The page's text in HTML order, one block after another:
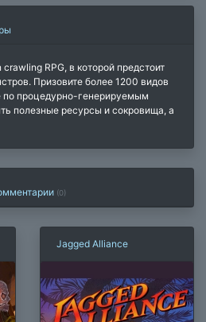
RPG, в которой предстоит
Призовите более 1200 видов
по процедурно-генерируемым
полезные ресурсы и сокровища, а
(0)
Jagged Alliance